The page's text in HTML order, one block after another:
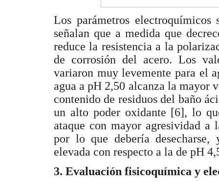
Los parámetros
señalan que a medida que
reduce la resistencia a la
de corrosión del acero. Los
variaron muy levemente para el
agua a pH 2,50 alcanza la mayor
contenido de residuos del baño
un alto poder oxidante [6], lo
ataque con mayor agresividad
por lo que debería
elevada con respecto a la de pH
3. Evaluación fisicoquímica y